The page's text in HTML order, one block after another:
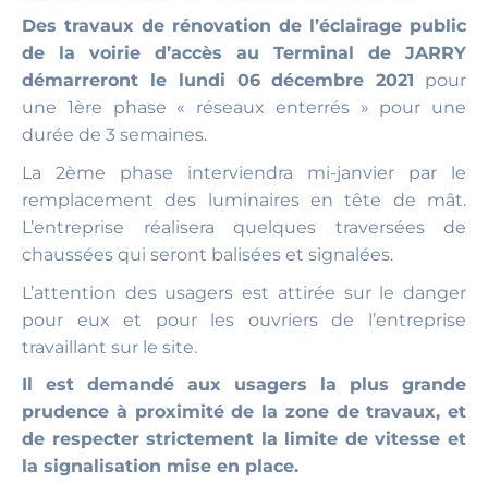
Des travaux de rénovation de l’éclairage public
de la voirie d’accès au Terminal de JARRY
démarreront le lundi 06 décembre 2021 pour
une 1ère phase « réseaux enterrés » pour une
durée de 3 semaines.
La 2ème phase interviendra mi-janvier par le
remplacement des luminaires en tête de mât.
L’entreprise réalisera quelques traversées de
chaussées qui seront balisées et signalées.
L’attention des usagers est attirée sur le danger
pour eux et pour les ouvriers de l’entreprise
travaillant sur le site.
Il est demandé aux usagers la plus grande
prudence à proximité de la zone de travaux, et
de respecter strictement la limite de vitesse et
la signalisation mise en place.